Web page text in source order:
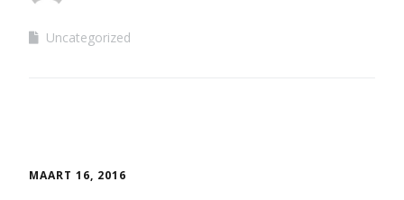
Uncategorized
MAART 16, 2016